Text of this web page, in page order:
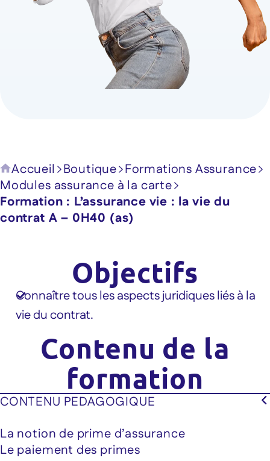
Accueil Boutique Formations Assurance
Modules assurance à la carte
Formation : L’assurance vie : la vie du
contrat A – 0H40 (as)
Objectifs
Connaître tous les aspects juridiques liés à la
vie du contrat.
Contenu de la
formation
CONTENU PEDAGOGIQUE
La notion de prime d’assurance
Le paiement des primes